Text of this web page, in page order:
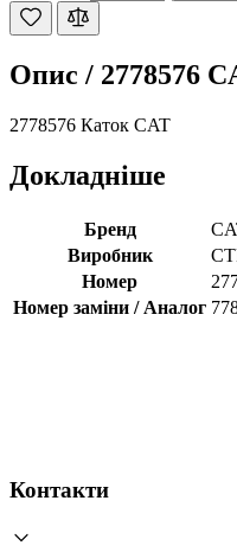
Опис / 2778576
2778576 Каток CAT
Докладніше
Бренд
Виробник
Номер
Номер заміни / Аналог
Контакти